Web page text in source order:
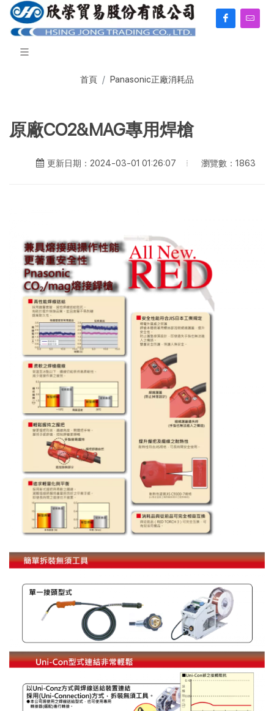
首頁 Panasonic正廠消耗品
原廠CO2&MAG專用焊槍
更新日期：2024-03-01 01:26:07 瀏覽數：1863